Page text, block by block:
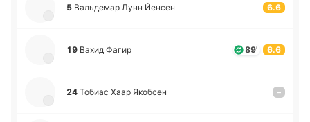
5 Ва­льде­мар Лунн Йенсен 6.6
19 Вахид Фагир 89' 6.6
24 Тобиас Хаар Яко­бсен –